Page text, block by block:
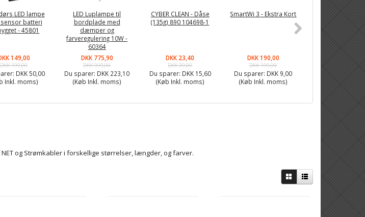
LED lampe
batteri
- 45801
149,00
DKK 199,00
DKK 50,00
Inkl. moms)
LED Luplampe til
bordplade med
dæmper og
farveregulering 10W -
60364
DKK 775,90
DKK 999,00
Du sparer: DKK 223,10
(Køb Inkl. moms)
CYBER CLEAN - Dåse
(135g) 890 104698-1
DKK 23,40
DKK 39,00
Du sparer: DKK 15,60
(Køb Inkl. moms)
SmartWi 3 - Ekstra Kort
DKK 190,00
DKK 199,00
Du sparer: DKK 9,00
(Køb Inkl. moms)
og Strømkabler i forskellige størrelser, længder, og farver.